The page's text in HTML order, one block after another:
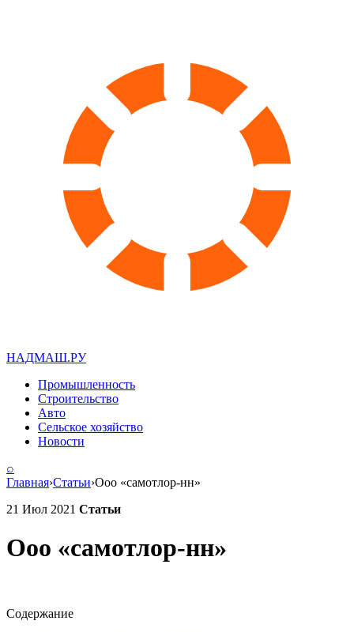
НАДМАШ.РУ
Промышленность
Строительство
Авто
Сельское хозяйство
Новости
⌕
Главная›Статьи›Ооо «самотлор-нн»
21 Июл 2021 Статьи
Ооо «самотлор-нн»
Содержание